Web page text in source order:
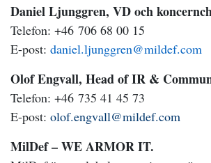
Daniel Ljunggren, VD och
Telefon: +46 706 68 00 15
E-post: daniel.ljunggren@mildef.com
Olof Engvall, Head of IR &
Telefon: +46 735 41 45 73
E-post: olof.engvall@mildef.com
MilDef – WE ARMOR IT.